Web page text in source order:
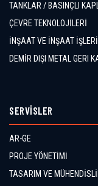
TANKLAR / BASINÇLI
ÇEVRE TEKNOLOJİLERİ
İNŞAAT VE İNŞAAT
DEMİR DIŞI METAL GERI
SERVİSLER
AR-GE
PROJE YÖNETİMİ
TASARIM VE